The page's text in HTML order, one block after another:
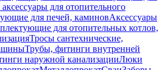
для отопительного
для печей, каминовАксессуары
для отопительных котлов,
Тросы сантехнические,
Трубы, фитинги внутренней
наружной канализацииЛюки